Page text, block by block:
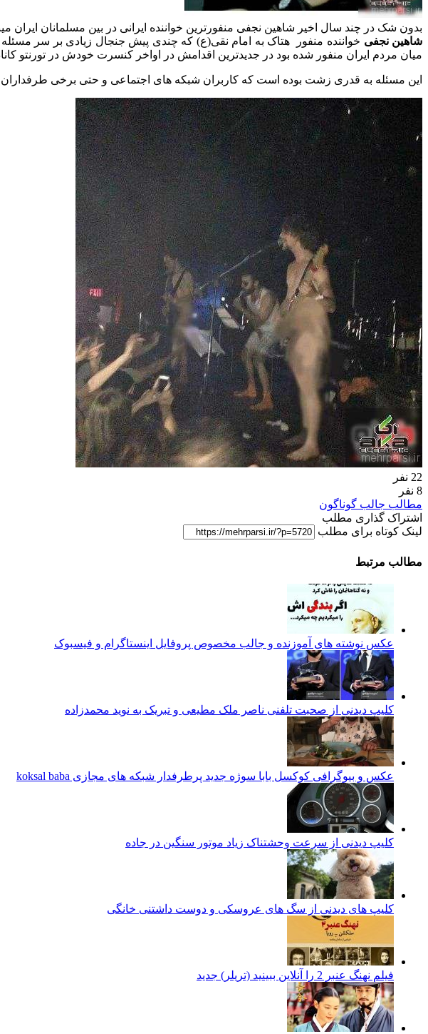
بدون شک در چند سال اخیر شاهین نجفی منفورترین خواننده ایرانی در بین مسلمانان
شاهین نجفی خواننده منفور هتاک به امام نقی(ع) که چندی پیش جنجال زیادی بر سر مسئله
میان مردم ایران منفور شده بود در جدیدترین اقدامش در اواخر کنسرت خودش در تورنتو
این مسئله به قدری زشت بوده است که کاربران شبکه های اجتماعی و حتی برخی
22 نفر
8 نفر
مطالب جالب گوناگون
اشتراک گذاری مطلب
لینک کوتاه برای مطلب
مطالب مرتبط
عکس نوشته های آموزنده و جالب مخصوص پروفایل اینستاگرام و فیسبوک
کلیپ دیدنی از صحبت تلفنی ناصر ملک مطیعی و تبریک به نوید محمدزاده
عکس و بیوگرافی کوکسل بابا سوژه جدید پرطرفدار شبکه های مجازی koksal baba
کلیپ دیدنی از سرعت وحشتناک زیاد موتور سنگین در جاده
کلیپ های دیدنی از سگ های عروسکی و دوست داشتنی خانگی
فیلم نهنگ عنبر 2 را آنلاین ببینید (تریلر) جدید